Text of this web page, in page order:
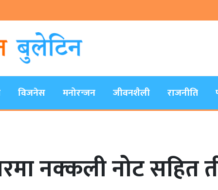
विजनेस मनोरन्जन जीवनशैली राजनीति
नक्कली नोट सहित